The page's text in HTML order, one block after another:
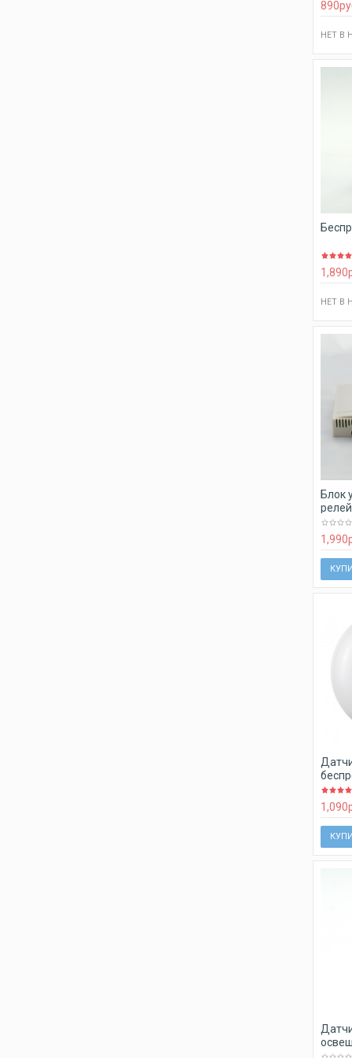
890
НЕТ В
1,890
НЕТ В
Блок
1,990
1,090